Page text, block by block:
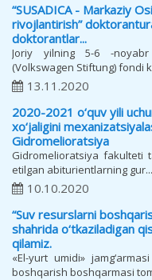
“SUSADICA - Markaziy
rivojlantirish”
doktorantlar...
Joriy yilning 5-6 -noyabr
(Volkswagen Stiftung) fondi
13.11.2020
2020-2021 o‘quv yili
xo‘jaligini
Gidromelioratsiya
Gidromelioratsiya fakulteti
etilgan abiturientlarning gur...
10.10.2020
“Suv resurslarni
shahrida o‘tkaziladigan
qilamiz.
«El-yurt umidi»
boshqarish boshqarmasi